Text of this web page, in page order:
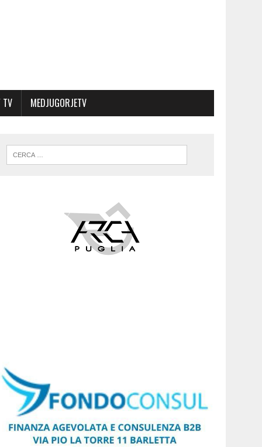
TV MEDJUGORJETV